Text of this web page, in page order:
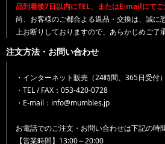
品到着後7日以内にTEL、またはE-mailにてご
尚、お客様のご都合よる返品・交換は、誠に
上お断りしておりますので、あらかじめご了
注文方法・お問い合わせ
・インターネット販売（24時間、365日受付）
・TEL / FAX：053-420-0728
・E-mail：info@mumbles.jp
お電話でのご注文・お問い合わせは下記の時
【営業時間】13:00～20:00